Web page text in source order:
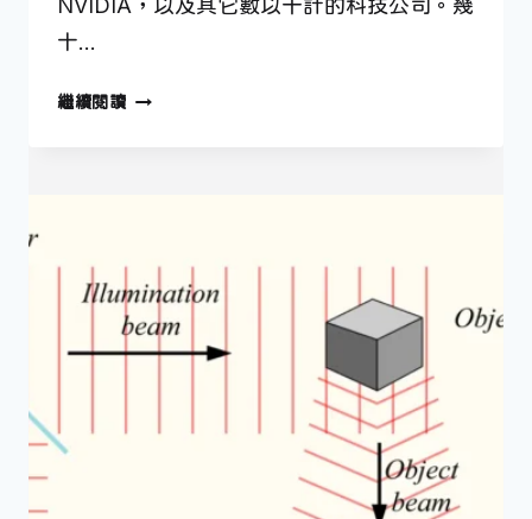
NVIDIA，以及其它數以千計的科技公司。幾
十…
繼續閱讀6
育
出
矽
谷